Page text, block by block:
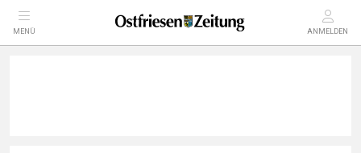
MENÜ ANMELDEN